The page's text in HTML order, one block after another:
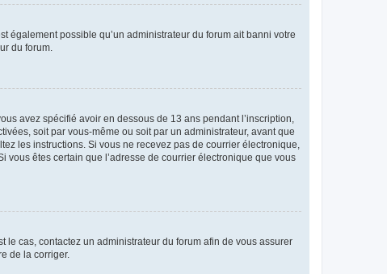
également possible qu’un administrateur du forum ait banni votre
du forum.
avez spécifié avoir en dessous de 13 ans pendant l’inscription,
soit par vous-même ou soit par un administrateur, avant que
les instructions. Si vous ne recevez pas de courrier électronique,
êtes certain que l’adresse de courrier électronique que vous
le cas, contactez un administrateur du forum afin de vous assurer
de la corriger.